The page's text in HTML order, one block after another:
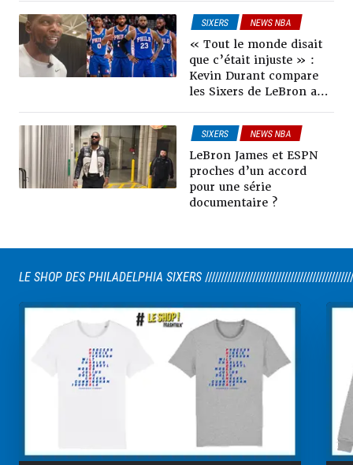
SIXERS NEWS NBA
« Tout le monde disait
que c’était injuste » :
Kevin Durant compare
les Sixers de LeBron aux
SIXERS NEWS NBA
LeBron James et ESPN
proches d’un accord
pour une série
documentaire ?
LE SHOP DES PHILADELPHIA SIXERS